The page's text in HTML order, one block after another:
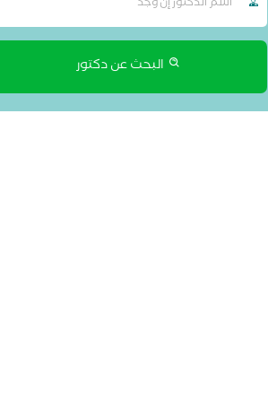
البحث عن دكتور